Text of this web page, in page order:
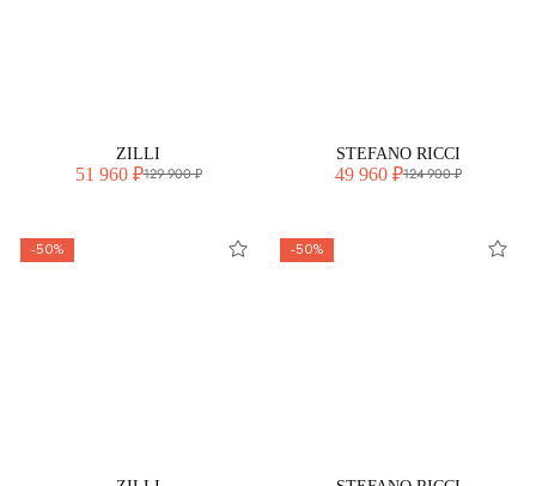
ZILLI
51 960 ₽129 900 ₽
STEFANO RICCI
49 960 ₽124 900 ₽
-50% -50%